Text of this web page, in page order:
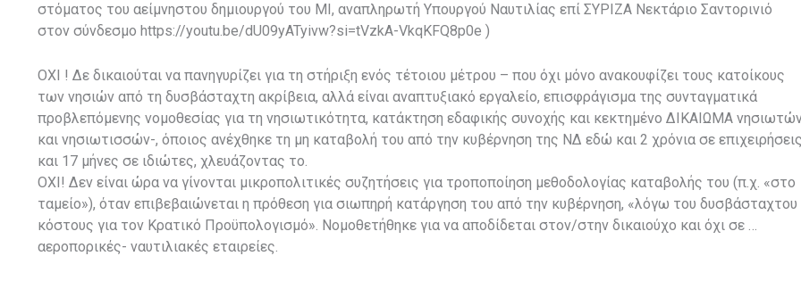
στόματος του αείμνηστου δημιουργού του ΜΙ, αναπληρωτή Υπουργού Ναυτιλίας επί ΣΥΡΙΖΑ Νεκτάριο Σαντορινιό
στον σύνδεσμο https://youtu.be/dU09yATyivw?si=tVzkA-VkqKFQ8p0e )
ΟΧΙ ! Δε δικαιούται να πανηγυρίζει για τη στήριξη ενός τέτοιου μέτρου – που όχι μόνο ανακουφίζει τους κατοίκους
των νησιών από τη δυσβάσταχτη ακρίβεια, αλλά είναι αναπτυξιακό εργαλείο, επισφράγισμα της συνταγματικά
προβλεπόμενης νομοθεσίας για τη νησιωτικότητα, κατάκτηση εδαφικής συνοχής και κεκτημένο ΔΙΚΑΙΩΜΑ
και νησιωτισσών-, όποιος ανέχθηκε τη μη καταβολή του από την κυβέρνηση της ΝΔ εδώ και 2 χρόνια σε
και 17 μήνες σε ιδιώτες, χλευάζοντας το.
ΟΧΙ! Δεν είναι ώρα να γίνονται μικροπολιτικές συζητήσεις για τροποποίηση μεθοδολογίας καταβολής του (π.χ. «στο
ταμείο»), όταν επιβεβαιώνεται η πρόθεση για σιωπηρή κατάργηση του από την κυβέρνηση, «λόγω του δυσβάσταχτου
κόστους για τον Κρατικό Προϋπολογισμό». Νομοθετήθηκε για να αποδίδεται στον/στην δικαιούχο και όχι σε …
αεροπορικές- ναυτιλιακές εταιρείες.